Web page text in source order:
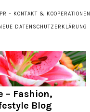
PR – KONTAKT & KOOPERATIONEN
DATENSCHUTZERKLÄRUNG
– Fashion,
Blog